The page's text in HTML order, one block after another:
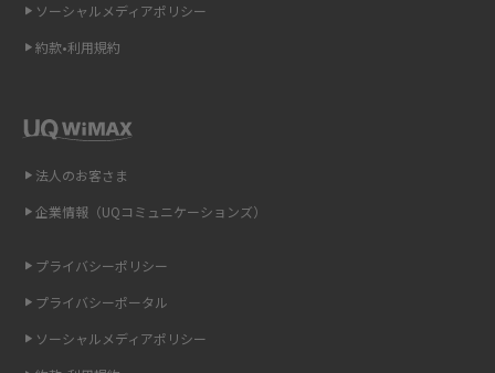
スマホのウィジェットとは？iPhone・Androidの設定方法やおススメを紹
介
を解説
インスタのDMの送り方は？便利機能の使い方や注意点をわかりやすく解説
Bluetooth®とは？Wi-Fiとの違いやスマホ・PCとの接続方法を解説
紹介
ソーシャルメディアポリシー
約款•利用規約
法人のお客さま
企業情報（UQコミュニケーションズ）
プライバシーポリシー
プライバシーポータル
ソーシャルメディアポリシー